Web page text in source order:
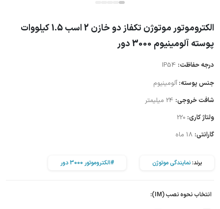
الکتروموتور موتوژن تکفاز دو خازن 2 اسب 1.5 کیلووات
پوسته آلومینیوم 3000 دور
درجه حفاظت:
جنس پوسته: آلومینیوم
شافت خروجی:
ولتاژ کاری: 220
گارانتی:
برند:نمایندگی موتوژن #الکتروموتور 3000 دور
انتخاب نحوه نصب (IM):